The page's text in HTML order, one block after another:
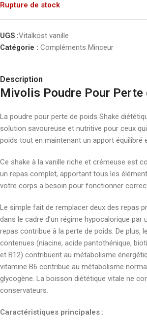
Rupture de stock
UGS :Vitalkost vanille
Catégorie : Compléments Minceur
Description
Mivolis Poudre Pour Perte
La poudre pour perte de poids Shake
solution savoureuse et nutritive pour ceux
poids tout en maintenant un apport équilibré
Ce shake à la vanille riche et crémeuse est
un repas complet, apportant tous les
votre corps a besoin pour fonctionner
Le simple fait de remplacer deux des repas
dans le cadre d’un régime hypocalorique par
repas contribue à la perte de poids. De plus,
contenues (niacine, acide pantothénique,
et B12) contribuent au métabolisme
vitamine B6 contribue au métabolisme
glycogène. La boisson diététique vitale ne
conservateurs.
Caractéristiques principales :